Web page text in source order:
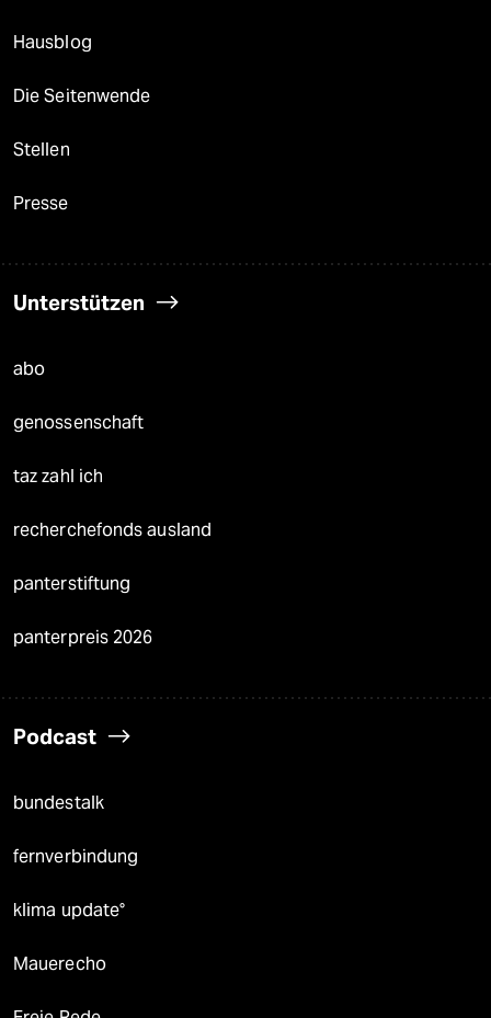
Hausblog
Die Seitenwende
Stellen
Presse
Unterstützen
abo
genossenschaft
taz zahl ich
recherchefonds ausland
panterstiftung
panterpreis 2026
Podcast
bundestalk
fernverbindung
klima update°
Mauerecho